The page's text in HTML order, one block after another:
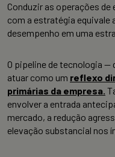
Conduzir as operações
com a estratégia equivale
desempenho em uma
O pipeline de tecnologia
atuar como um reflexo
primárias da empresa.
envolver a entrada
mercado, a redução
elevação substancial nos